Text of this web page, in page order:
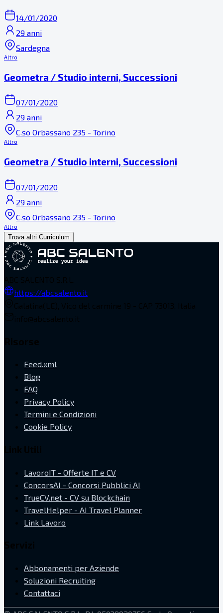
14/01/2020
29 anni
Sardegna
Altro
Geometra / Studio interni, Successioni
07/01/2020
29 anni
C.so Orbassano 235 - Torino
Altro
Geometra / Studio interni, Successioni
07/01/2020
29 anni
C.so Orbassano 235 - Torino
Altro
Trova altri Curriculum
https://abcsalento.it
Feed.xml
Blog
FAQ
Privacy Policy
Termini e Condizioni
Cookie Policy
LavoroIT - Offerte IT e CV
ConcorsAI - Concorsi Pubblici AI
TrueCV.net - CV su Blockchain
TravelHelper - AI Travel Planner
Link Lavoro
Abbonamenti per Aziende
Soluzioni Recruiting
Contattaci